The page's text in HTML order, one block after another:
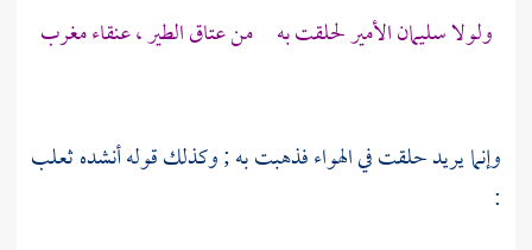
ولولاسليمانالأمير لحلقت به من عتاق الطير ، عنقاء مغرب
وإنما يريد حلقت في الهواء فذهبت به ; وكذلك قوله أنشدهثعلب
: